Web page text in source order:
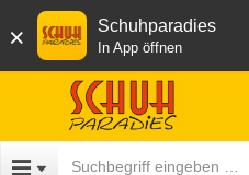
× Schuhparadies
In App öffnen